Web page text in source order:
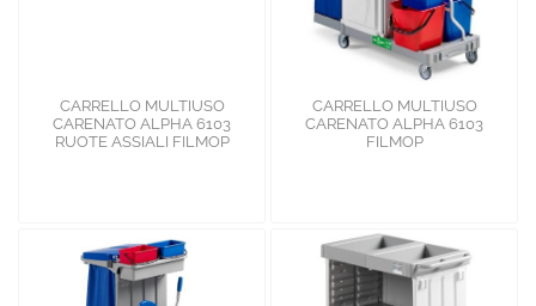
CARRELLO MULTIUSO
CARENATO ALPHA 6103
RUOTE ASSIALI FILMOP
CARRELLO MULTIUSO
CARENATO ALPHA 6103
FILMOP